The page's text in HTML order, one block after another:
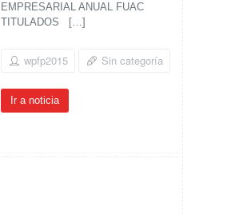
EMPRESARIAL ANUAL FUAC
TITULADOS […]
wpfp2015 Sin categoría
Ir a noticia